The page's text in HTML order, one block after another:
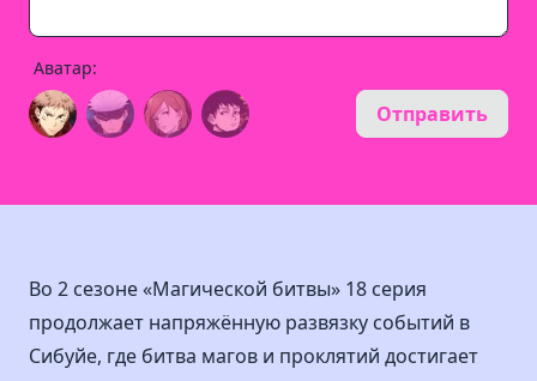
Аватар:
Отправить
Во 2 сезоне «Магической битвы» 18 серия
продолжает напряжённую развязку событий в
Сибуйе, где битва магов и проклятий достигает